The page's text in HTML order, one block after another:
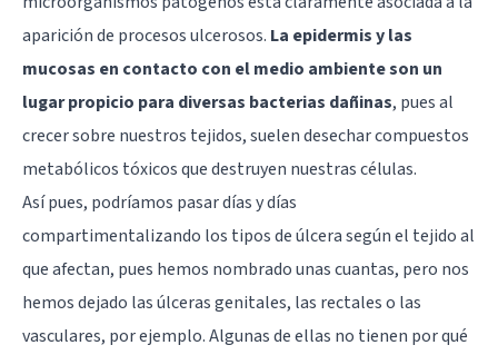
aparición de procesos ulcerosos. La epidermis y las
mucosas en contacto con el medio ambiente son un
lugar propicio para diversas bacterias dañinas, pues al
crecer sobre nuestros tejidos, suelen desechar compuestos
metabólicos tóxicos que destruyen nuestras células.
Así pues, podríamos pasar días y días
compartimentalizando los tipos de úlcera según el tejido al
que afectan, pues hemos nombrado unas cuantas, pero nos
hemos dejado las úlceras genitales, las rectales o las
vasculares, por ejemplo. Algunas de ellas no tienen por qué